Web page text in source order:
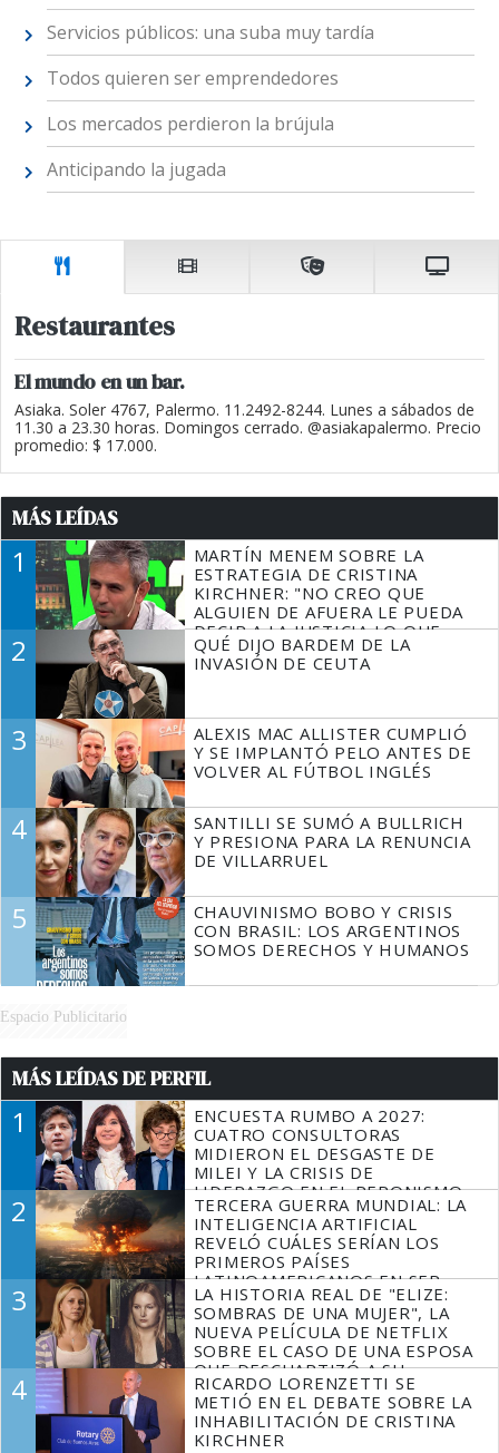
Servicios públicos: una suba muy tardía
Todos quieren ser emprendedores
Los mercados perdieron la brújula
Anticipando la jugada
Restaurantes
El mundo en un bar.
Asiaka. Soler 4767, Palermo. 11.2492-8244. Lunes a sábados de
11.30 a 23.30 horas. Domingos cerrado. @asiakapalermo. Precio
promedio: $ 17.000.
MÁS LEÍDAS
1
MARTÍN MENEM SOBRE LA
ESTRATEGIA DE CRISTINA
KIRCHNER: "NO CREO QUE
ALGUIEN DE AFUERA LE PUEDA
DECIR A LA JUSTICIA LO QUE
TIENE QUE HACER"
2
QUÉ DIJO BARDEM DE LA
INVASIÓN DE CEUTA
3
ALEXIS MAC ALLISTER CUMPLIÓ
Y SE IMPLANTÓ PELO ANTES DE
VOLVER AL FÚTBOL INGLÉS
4
SANTILLI SE SUMÓ A BULLRICH
Y PRESIONA PARA LA RENUNCIA
DE VILLARRUEL
5
CHAUVINISMO BOBO Y CRISIS
CON BRASIL: LOS ARGENTINOS
SOMOS DERECHOS Y HUMANOS
Espacio Publicitario
MÁS LEÍDAS DE PERFIL
1
ENCUESTA RUMBO A 2027:
CUATRO CONSULTORAS
MIDIERON EL DESGASTE DE
MILEI Y LA CRISIS DE
LIDERAZGO EN EL PERONISMO
2
TERCERA GUERRA MUNDIAL: LA
INTELIGENCIA ARTIFICIAL
REVELÓ CUÁLES SERÍAN LOS
PRIMEROS PAÍSES
LATINOAMERICANOS EN SER
DERROTADOS
3
LA HISTORIA REAL DE "ELIZE:
SOMBRAS DE UNA MUJER", LA
NUEVA PELÍCULA DE NETFLIX
SOBRE EL CASO DE UNA ESPOSA
QUE DESCUARTIZÓ A SU
MARIDO
4
RICARDO LORENZETTI SE
METIÓ EN EL DEBATE SOBRE LA
INHABILITACIÓN DE CRISTINA
KIRCHNER